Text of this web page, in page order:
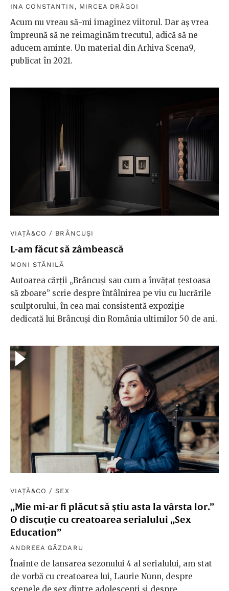
INA CONSTANTIN , MIRCEA DRĂGOI
Acum nu vreau să-mi imaginez viitorul. Dar aș vrea
împreună să ne reimaginăm trecutul, adică să ne
aducem aminte. Un material din Arhiva Scena9,
publicat în 2021.
VIAȚĂ&CO / BRÂNCUȘI
L-am făcut să zâmbească
MONI STĂNILĂ
Autoarea cărții „Brâncuși sau cum a învățat țestoasa
să zboare” scrie despre întâlnirea pe viu cu lucrările
sculptorului, în cea mai consistentă expoziție
dedicată lui Brâncuși din România ultimilor 50 de ani.
VIAȚĂ&CO /SEX
„Mie mi-ar fi plăcut să știu asta la vârsta lor.”
O discuție cu creatoarea serialului „Sex
Education”
ANDREEA GĂZDARU
Înainte de lansarea sezonului 4 al serialului, am stat
de vorbă cu creatoarea lui, Laurie Nunn, despre